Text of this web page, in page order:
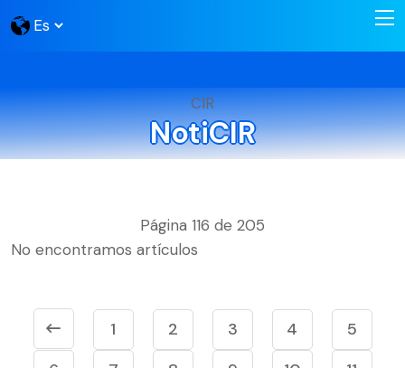
CIR
NotiCIR
Página 116 de 205
No encontramos artículos
1 2 3 4
5